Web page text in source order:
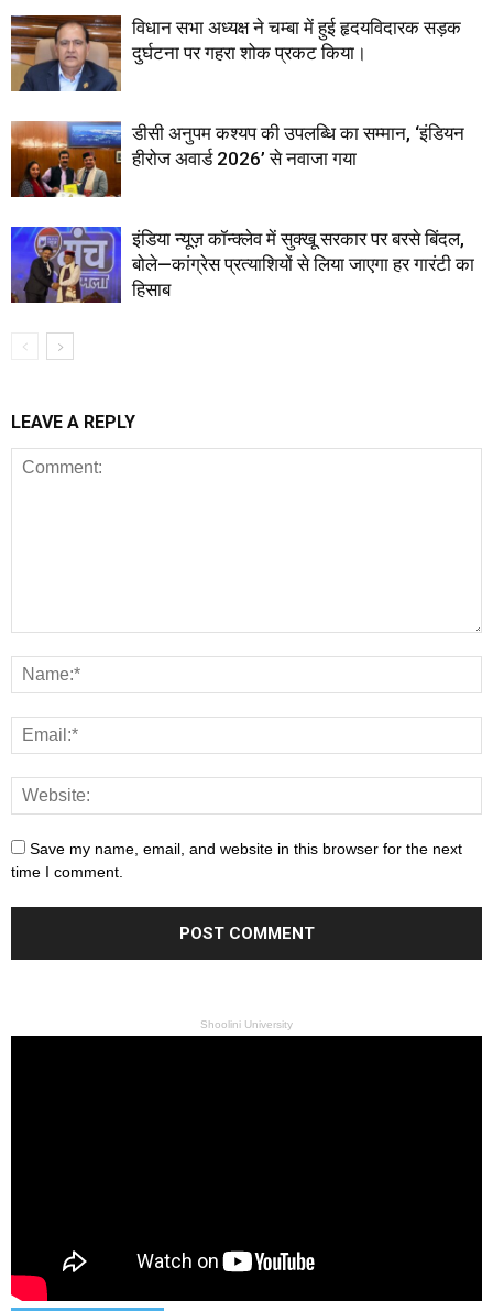
विधान सभा अध्यक्ष ने चम्बा में हुई हृदयविदारक सड़क
दुर्घटना पर गहरा शोक प्रकट किया।
डीसी अनुपम कश्यप की उपलब्धि का सम्मान, ‘इंडियन
हीरोज अवार्ड 2026’ से नवाजा गया
इंडिया न्यूज़ कॉन्क्लेव में सुक्खू सरकार पर बरसे बिंदल,
बोले—कांग्रेस प्रत्याशियों से लिया जाएगा हर गारंटी का
हिसाब
LEAVE A REPLY
Save my name, email, and website in this browser for the next
time I comment.
Shoolini University